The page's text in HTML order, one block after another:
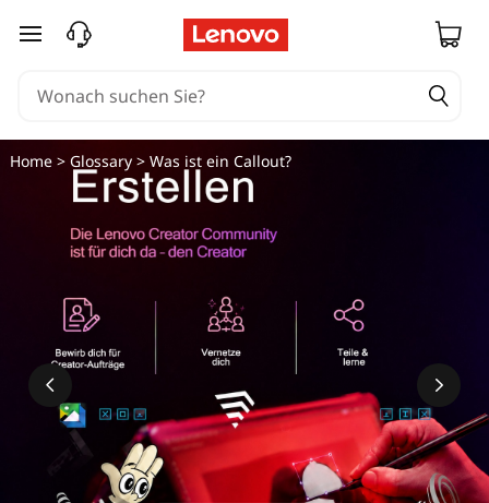
W
zum Hauptinhalt springen
Home> Glossary> Was ist ein Callout?